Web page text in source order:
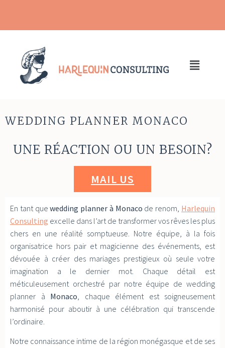
WEDDING PLANNER MONACO
UNE RÉACTION OU UN BESOIN?
MAIL US
En tant quewedding planner à Monaco de renom, Harlequin
Consulting excelle dans l’art de transformer vos rêves les plus
chers en une réalité somptueuse. Notre équipe, à la fois
organisatrice hors pair et magicienne des événements, est
dévouée à créer des mariages prestigieux où seule votre
imagination a le dernier mot. Chaque détail est
méticuleusement orchestré par notre équipe de wedding
planner à Monaco , chaque élément est soigneusement
harmonisé pour aboutir à une célébration qui transcende
l’ordinaire.
Notre connaissance intime de la région monégasque et de ses